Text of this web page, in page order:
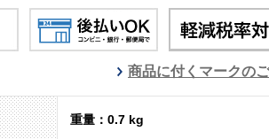
商品に付くマークの
重量：0.7 kg